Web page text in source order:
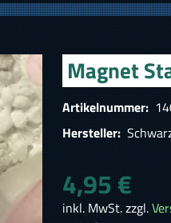
Magnet
Artikelnummer:
Hersteller:
4,95 €
inkl. MwSt. zzgl.